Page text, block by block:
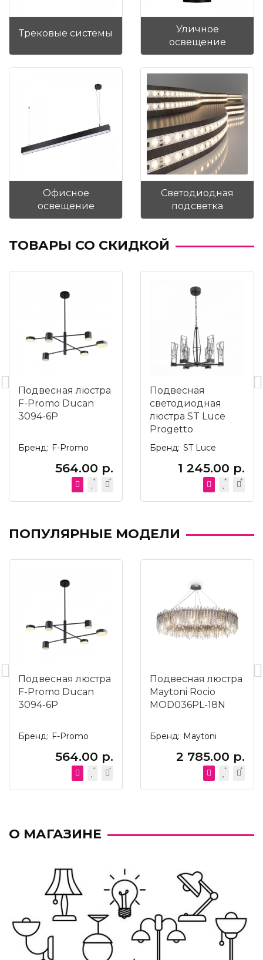
Трековые системы
Уличное
освещение
Офисное
освещение
Светодиодная
подсветка
ТОВАРЫ СО СКИДКОЙ
Подвесная люстра
F-Promo Ducan
3094-6P
Бренд: F-Promo
564.00 р.
Подвесная
светодиодная
люстра ST Luce
Progetto
SL815.303.06
Бренд: ST Luce
1 245.00 р.
ПОПУЛЯРНЫЕ МОДЕЛИ
Подвесная люстра
F-Promo Ducan
3094-6P
Бренд: F-Promo
564.00 р.
Подвесная люстра
Maytoni Rocio
MOD036PL-18N
Бренд: Maytoni
2 785.00 р.
О МАГАЗИНЕ